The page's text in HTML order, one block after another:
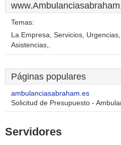
Temas:
La Empresa, Servicios,
Asistencias,.
Páginas populares
ambulanciasabraham.es
Solicitud de Presupuesto -
Servidores